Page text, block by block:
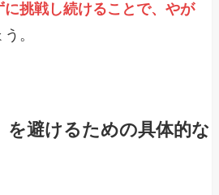
に挑戦し続けることで、やが
。
を避けるための具体的な